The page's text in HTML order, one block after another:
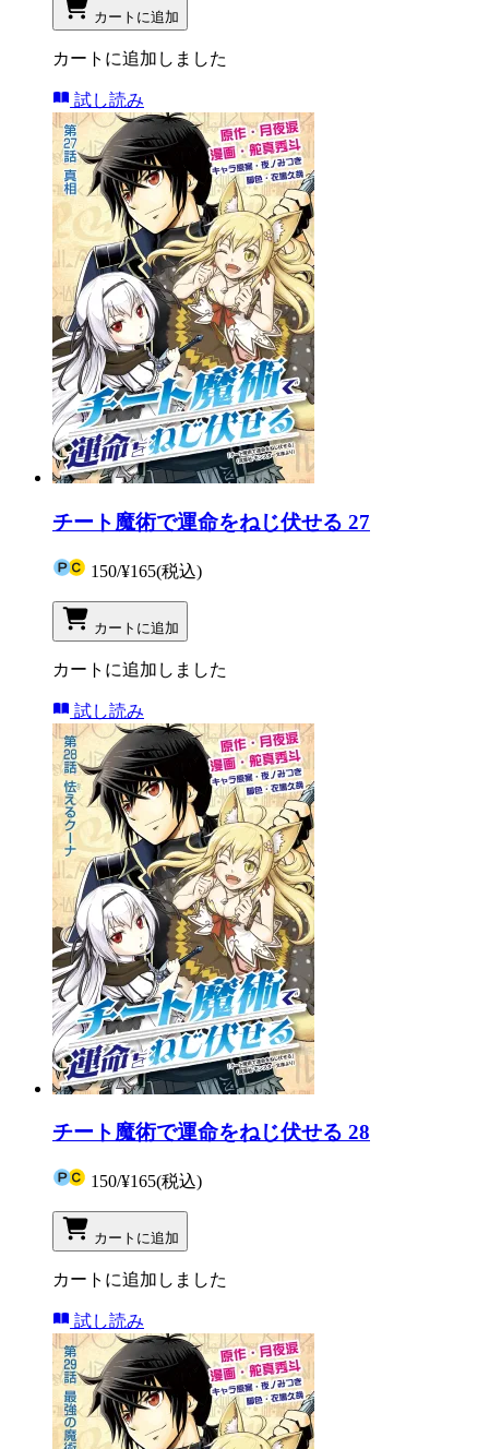
カートに追加
カートに追加しました
試し読み
チート魔術で運命をねじ伏せる 27
150/¥165(税込)
カートに追加
カートに追加しました
試し読み
チート魔術で運命をねじ伏せる 28
150/¥165(税込)
カートに追加
カートに追加しました
試し読み